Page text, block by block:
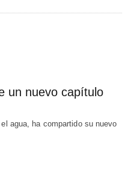
un nuevo capítulo
agua, ha compartido su nuevo